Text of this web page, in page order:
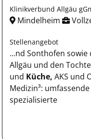
Klinikverbund Allgäu
Mindelheim
Stellenangebot
...nd Sonthofen
Allgäu und den
und Küche, AKS und
Medizin³:
spezialisierte